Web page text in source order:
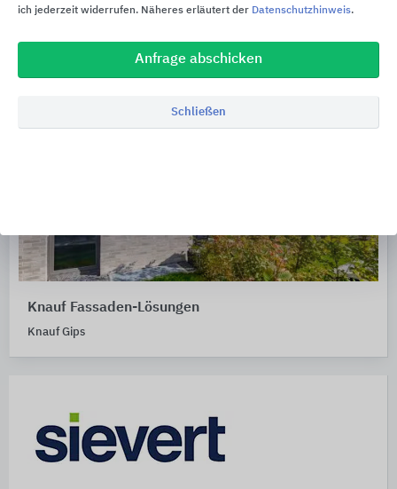
Knauf Fassaden-Lösungen
Knauf Gips
ich jederzeit widerrufen. Näheres erläutert der Datenschutzhinweis.
Anfrage abschicken
Schließen